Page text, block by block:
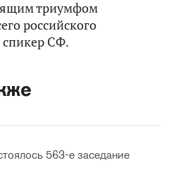
триумфом
российского
спикер СФ.
563-е заседание